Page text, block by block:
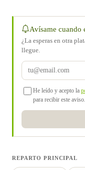
Avísame cuando
¿La esperas en otra
llegue.
He leído y acepto la
para recibir este aviso.
REPARTO PRINCIPAL